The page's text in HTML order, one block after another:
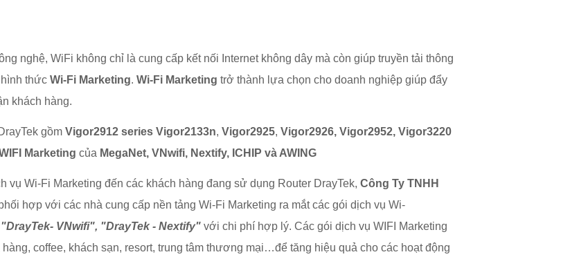
nghệ, WiFi không chỉ là cung cấp kết nối Internet không dây mà còn giúp truyền tải thông
hình thứcWi-Fi Marketing.Wi-Fi Marketing trở thành lựa chọn cho doanh nghiệp giúp đẩy
khách hàng.
gồmVigor2912 series Vigor2133n,Vigor2925,Vigor2926, Vigor2952, Vigor3220
Marketing của MegaNet, VNwifi, Nextify, ICHIP và AWING
vụ Wi-Fi Marketing đến các khách hàng đang sử dụng Router DrayTek,Công Ty TNHH
hợp với các nhà cung cấp nền tảng Wi-Fi Marketing ra mắt các gói dịch vụ Wi-
VNwifi", "DrayTek - Nextify" với chi phí hợp lý. Các gói dịch vụ WIFI Marketing
coffee, khách sạn, resort, trung tâm thương mại…để tăng hiệu quả cho các hoạt động